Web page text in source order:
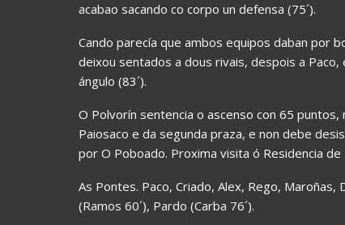
acabao sacando co corpo un defensa (75´).
Cando parecía que ambos equipos daban por
deixou sentados a dous rivais, despois a
ángulo (83´).
O Polvorín sentencia o ascenso con 65
Paiosaco e da segunda praza, e non debe
por O Poboado. Proxima visita ó Residencia
As Pontes. Paco, Criado, Alex, Rego, Maroñas,
(Ramos 60´), Pardo (Carba 76´).